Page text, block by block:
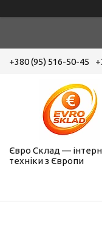
+380 (95) 516-50-45
Євро Склад —
техніки з Європи